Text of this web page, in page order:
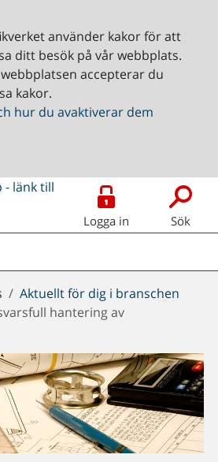
använder kakor för att
ditt besök på vår webbplats.
accepterar du
kakor.
hur du avaktiverar dem
Logga in Sök
Aktuellt för dig i branschen
hantering av